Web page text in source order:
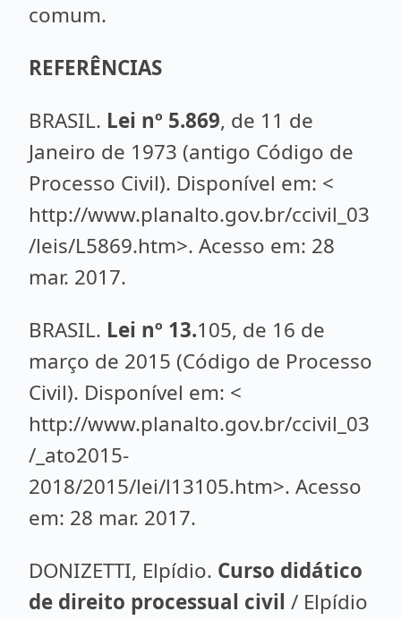
comum.
REFERÊNCIAS
BRASIL. Lei nº 5.869, de 11 de
Janeiro de 1973 (antigo Código de
Processo Civil). Disponível em: <
http://www.planalto.gov.br/ccivil_03
/leis/L5869.htm>. Acesso em: 28
mar. 2017.
BRASIL. Lei nº 13.105, de 16 de
março de 2015 (Código de Processo
Civil). Disponível em: <
http://www.planalto.gov.br/ccivil_03
/_ato2015-
2018/2015/lei/l13105.htm>. Acesso
em: 28 mar. 2017.
DONIZETTI, Elpídio. Curso didático
de direito processual civil / Elpídio